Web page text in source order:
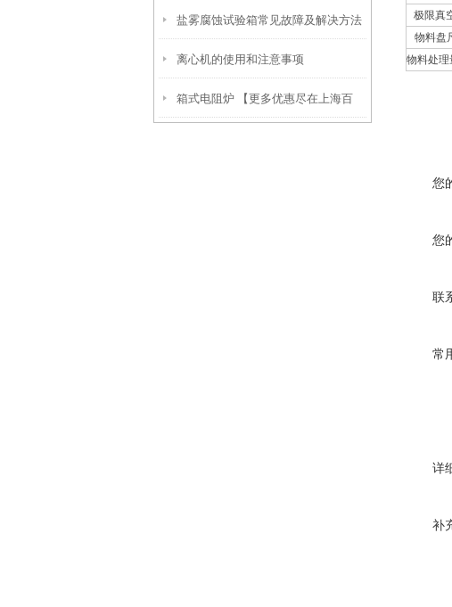
盐雾腐蚀试验箱常见故障及解决方法
离心机的使用和注意事项
箱式电阻炉 【更多优惠尽在上海百
极限真
物料盘
物料处理
您
您
联
常
详
补